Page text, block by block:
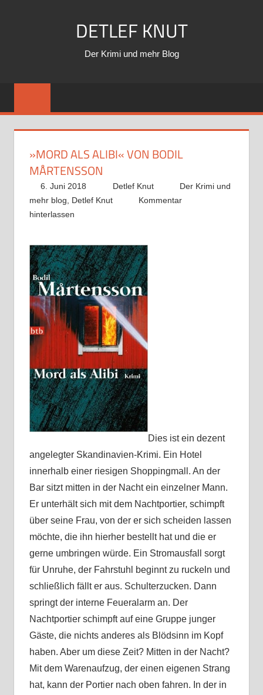
DETLEF KNUT
Der Krimi und mehr Blog
»MORD ALS ALIBI« VON BODIL
MÅRTENSSON
6. Juni 2018 Detlef Knut
Der Krimi und
mehr blog
Detlef Knut
Kommentar
hinterlassen
Dies ist ein dezent
angelegter Skandinavien-Krimi. Ein Hotel
innerhalb einer riesigen Shoppingmall. An der
Bar sitzt mitten in der Nacht ein einzelner Mann.
Er unterhält sich mit dem Nachtportier, schimpft
über seine Frau, von der er sich scheiden lassen
möchte, die ihn hierher bestellt hat und die er
gerne umbringen würde. Ein Stromausfall sorgt
für Unruhe, der Fahrstuhl beginnt zu ruckeln und
schließlich fällt er aus. Schulterzucken. Dann
springt der interne Feueralarm an. Der
Nachtportier schimpft auf eine Gruppe junger
Gäste, die nichts anderes als Blödsinn im Kopf
haben. Aber um diese Zeit? Mitten in der Nacht?
Mit dem Warenaufzug, der einen eigenen Strang
hat, kann der Portier nach oben fahren. In der in